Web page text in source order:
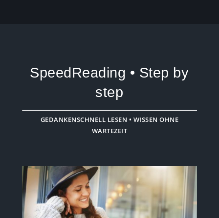
SpeedReading • Step by
step
GEDANKENSCHNELL LESEN • WISSEN OHNE
WARTEZEIT